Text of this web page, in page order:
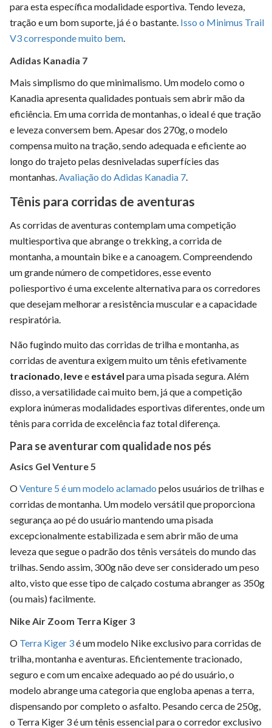
para esta específica modalidade esportiva. Tendo leveza,
tração e um bom suporte, já é o bastante. Isso o Minimus Trail
V3 corresponde muito bem
Adidas Kanadia 7
Mais simplismo do que minimalismo. Um modelo como o
Kanadia apresenta qualidades pontuais sem abrir mão da
eficiência. Em uma corrida de montanhas, o ideal é que tração
e leveza conversem bem. Apesar dos 270g, o modelo
compensa muito na tração, sendo adequada e eficiente ao
longo do trajeto pelas desniveladas superfícies das
montanhas. Avaliação do Adidas Kanadia 7
Tênis para corridas de aventuras
As corridas de aventuras contemplam uma competição
multiesportiva que abrange o trekking, a corrida de
montanha, a mountain bike e a canoagem. Compreendendo
um grande número de competidores, esse evento
poliesportivo é uma excelente alternativa para os corredores
que desejam melhorar a resistência muscular e a capacidade
respiratória.
Não fugindo muito das corridas de trilha e montanha, as
corridas de aventura exigem muito um tênis efetivamente
tracionado levee estável para uma pisada segura. Além
disso, a versatilidade cai muito bem, já que a competição
explora inúmeras modalidades esportivas diferentes, onde um
tênis para corrida de excelência faz total diferença.
Para se aventurar com qualidade nos pés
Asics Gel Venture 5
OVenture 5 é um modelo aclamado pelos usuários de trilhas e
corridas de montanha. Um modelo versátil que proporciona
segurança ao pé do usuário mantendo uma pisada
excepcionalmente estabilizada e sem abrir mão de uma
leveza que segue o padrão dos tênis versáteis do mundo das
trilhas. Sendo assim, 300g não deve ser considerado um peso
alto, visto que esse tipo de calçado costuma abranger as 350g
(ou mais) facilmente.
Nike Air Zoom Terra Kiger 3
O Terra Kiger 3é um modelo Nike exclusivo para corridas de
trilha, montanha e aventuras. Eficientemente tracionado,
seguro e com um encaixe adequado ao pé do usuário, o
modelo abrange uma categoria que engloba apenas a terra,
dispensando por completo o asfalto. Pesando cerca de 250g,
o Terra Kiger 3 é um tênis essencial para o corredor exclusivo